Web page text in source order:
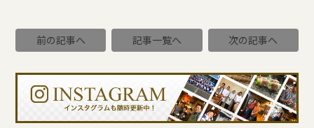
前の記事へ 記事一覧へ 次の記事へ